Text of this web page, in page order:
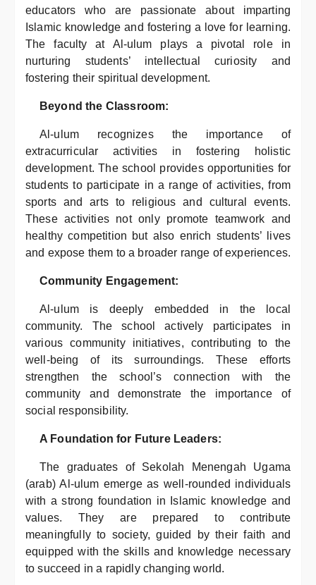
educators who are passionate about imparting
Islamic knowledge and fostering a love for learning.
The faculty at Al-ulum plays a pivotal role in
nurturing students’ intellectual curiosity and
fostering their spiritual development.
Beyond the Classroom:
Al-ulum recognizes the importance of
extracurricular activities in fostering holistic
development. The school provides opportunities for
students to participate in a range of activities, from
sports and arts to religious and cultural events.
These activities not only promote teamwork and
healthy competition but also enrich students’ lives
and expose them to a broader range of experiences.
Community Engagement:
Al-ulum is deeply embedded in the local
community. The school actively participates in
various community initiatives, contributing to the
well-being of its surroundings. These efforts
strengthen the school’s connection with the
community and demonstrate the importance of
social responsibility.
A Foundation for Future Leaders:
The graduates of Sekolah Menengah Ugama
(arab) Al-ulum emerge as well-rounded individuals
with a strong foundation in Islamic knowledge and
values. They are prepared to contribute
meaningfully to society, guided by their faith and
equipped with the skills and knowledge necessary
to succeed in a rapidly changing world.